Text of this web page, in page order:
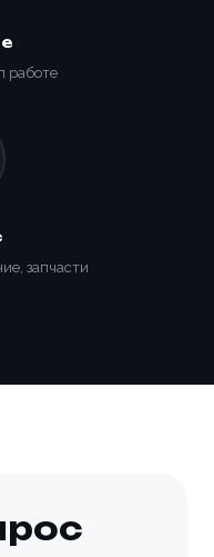
работе
запчасти